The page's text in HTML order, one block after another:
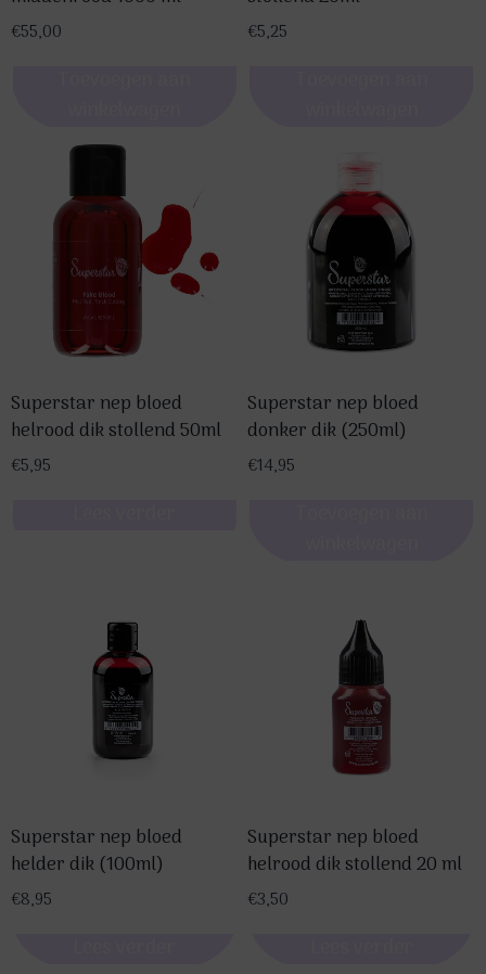
€55,00 €5,25
Superstar nep bloed
helrood dik stollend 50ml
€5,95
Superstar nep bloed
donker dik (250ml)
€14,95
Superstar nep bloed
helder dik (100ml)
€8,95
Superstar nep bloed
helrood dik stollend 20 ml
€3,50